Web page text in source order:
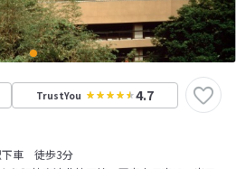
TrustYou 4.7
下車 徒歩3分